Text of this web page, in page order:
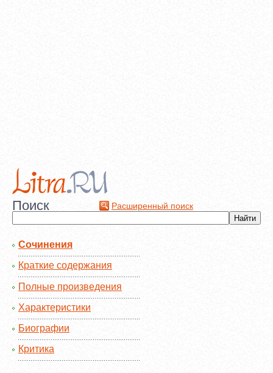
Поиск Расширенный поиск
Сочинения
Краткие содержания
Полные произведения
Характеристики
Биографии
Критика